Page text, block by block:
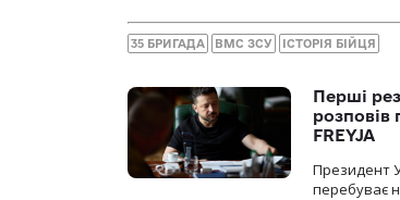
35 БРИГАДА ВМС ЗСУ ІСТОРІЯ БІЙЦЯ
Перші
розповів
FREYJA
Президент
перебуває